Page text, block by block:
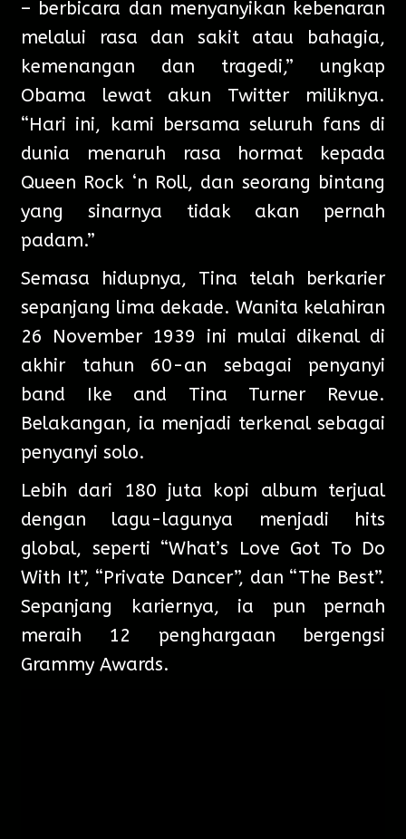
– berbicara dan menyanyikan kebenaran
melalui rasa dan sakit atau bahagia,
kemenangan dan tragedi,” ungkap
Obama lewat akun Twitter miliknya.
“Hari ini, kami bersama seluruh fans di
dunia menaruh rasa hormat kepada
Queen Rock ‘n Roll, dan seorang bintang
yang sinarnya tidak akan pernah
padam.”
Semasa hidupnya, Tina telah berkarier
sepanjang lima dekade. Wanita kelahiran
26 November 1939 ini mulai dikenal di
akhir tahun 60-an sebagai penyanyi
band Ike and Tina Turner Revue.
Belakangan, ia menjadi terkenal sebagai
penyanyi solo.
Lebih dari 180 juta kopi album terjual
dengan lagu-lagunya menjadi hits
global, seperti “What’s Love Got To Do
With It”, “Private Dancer”, dan “The Best”.
Sepanjang kariernya, ia pun pernah
meraih 12 penghargaan bergengsi
Grammy Awards.